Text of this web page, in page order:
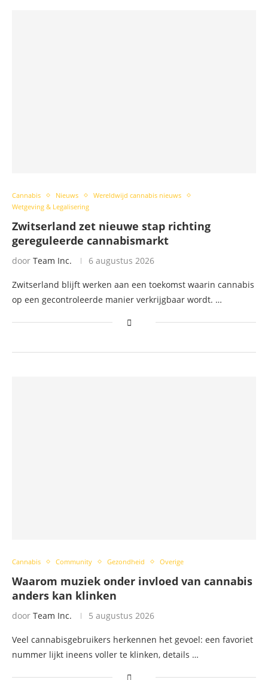
Cannabis Nieuws
Wereldwijd cannabis nieuws
Wetgeving & Legalisering
Zwitserland zet nieuwe stap richting
gereguleerde cannabismarkt
door Team Inc. 6 augustus 2026
Zwitserland blijft werken aan een toekomst waarin cannabis
op een gecontroleerde manier verkrijgbaar wordt. …
Cannabis Community Gezondheid Overige
Waarom muziek onder invloed van cannabis
anders kan klinken
door Team Inc. 5 augustus 2026
Veel cannabisgebruikers herkennen het gevoel: een favoriet
nummer lijkt ineens voller te klinken, details …